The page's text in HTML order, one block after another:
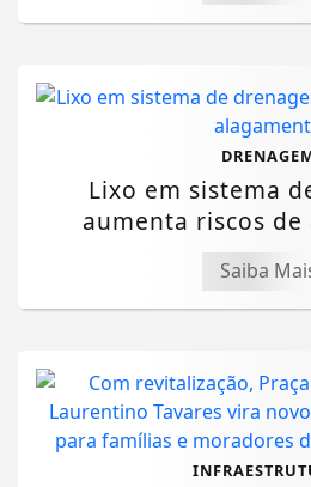
Lixo em sistema
aumenta riscos
Saiba